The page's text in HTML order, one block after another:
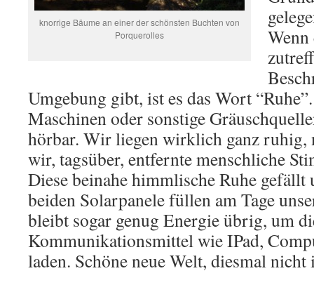
knorrige Bäume an einer der schönsten Buchten von
Porquerolles
Wenn
Umgebung gibt, ist es das Wort
Maschinen oder sonstige
hörbar. Wir liegen wirklich ganz ruhig,
wir, tagsüber, entfernte menschliche
Diese beinahe himmlische Ruhe gefällt
beiden Solarpanele füllen am Tage
bleibt sogar genug Energie übrig, um
Kommunikationsmittel wie IPad,
laden. Schöne neue Welt, diesmal